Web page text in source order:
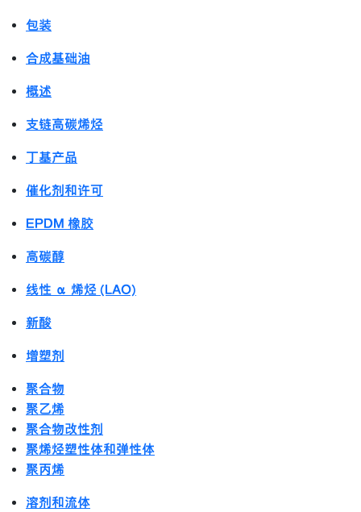
包装
合成基础油
概述
支链高碳烯烃
丁基产品
催化剂和许可
EPDM 橡胶
高碳醇
线性 α 烯烃 (LAO)
新酸
增塑剂
聚合物
聚乙烯
聚合物改性剂
聚烯烃塑性体和弹性体
聚丙烯
溶剂和流体